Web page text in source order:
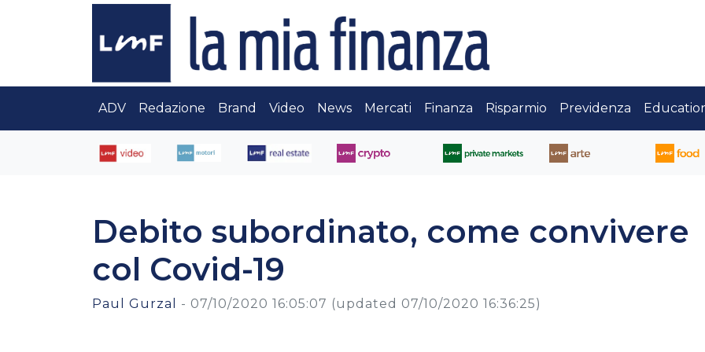
ADV Redazione Brand Video News Mercati Finanza Risparmio Previdenza
Debito subordinato, come convivere
col Covid-19
Paul Gurzal - 07/10/2020 16:05:07 (updated 07/10/2020 16:36:25)